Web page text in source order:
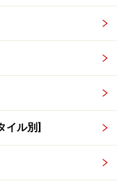
なります。
存食品の収納スペ
しても通路のジャ
いいでしょう。
面の壁には大型の
できるアイランドキ
イル別]